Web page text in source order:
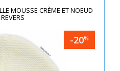
MOUSSE CRÈME ET NOEUD
-20%